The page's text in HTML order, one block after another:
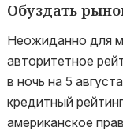
Обуздать
Неожиданно для
авторитетное
в ночь на 5
кредитный
американское